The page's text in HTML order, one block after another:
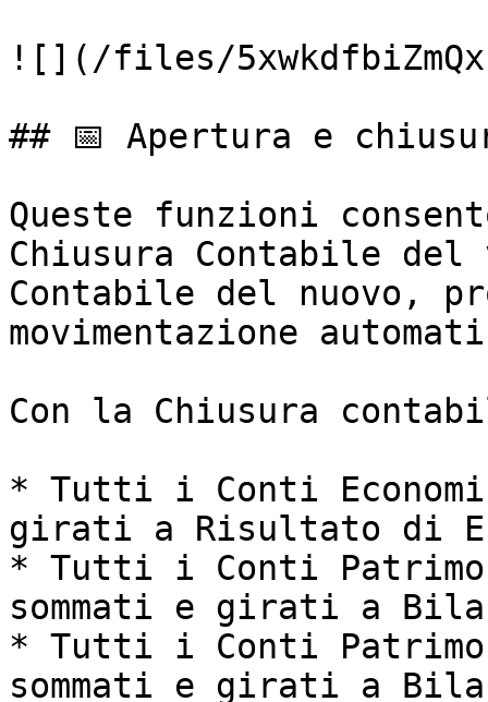
![](/files/
## 📅 Apertura e
Queste funzioni
Chiusura Contabile del
Contabile del nuovo,
movimentazione
Con la Chiusura
* Tutti i Conti
girati a Risultato di
* Tutti i Conti
sommati e girati a
* Tutti i Conti
sommati e girati a